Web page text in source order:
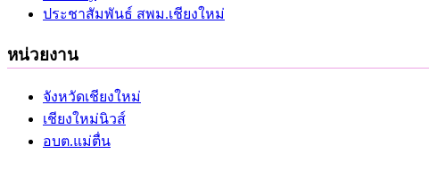
คู่มือระบบสารสนเทศ